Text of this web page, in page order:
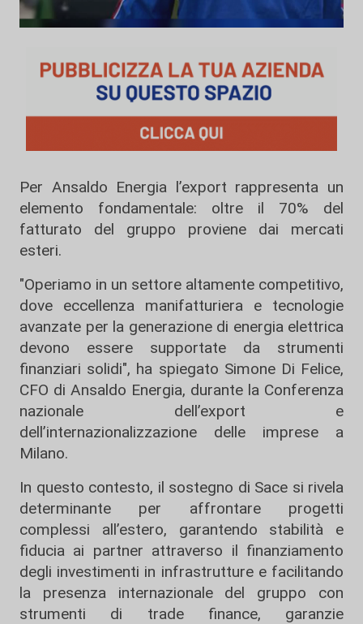
Per Ansaldo Energia l’export rappresenta un
elemento fondamentale: oltre il 70% del
fatturato del gruppo proviene dai mercati
esteri.
"Operiamo in un settore altamente competitivo,
dove eccellenza manifatturiera e tecnologie
avanzate per la generazione di energia elettrica
devono essere supportate da strumenti
finanziari solidi", ha spiegato Simone Di Felice,
CFO di Ansaldo Energia, durante la Conferenza
nazionale dell’export e
dell’internazionalizzazione delle imprese a
Milano.
In questo contesto, il sostegno di Sace si rivela
determinante per affrontare progetti
complessi all’estero, garantendo stabilità e
fiducia ai partner attraverso il finanziamento
degli investimenti in infrastrutture e facilitando
la presenza internazionale del gruppo con
strumenti di trade finance, garanzie